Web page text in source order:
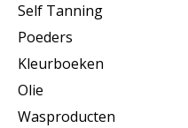
Self Tanning
Poeders
Kleurboeken
Olie
Wasproducten